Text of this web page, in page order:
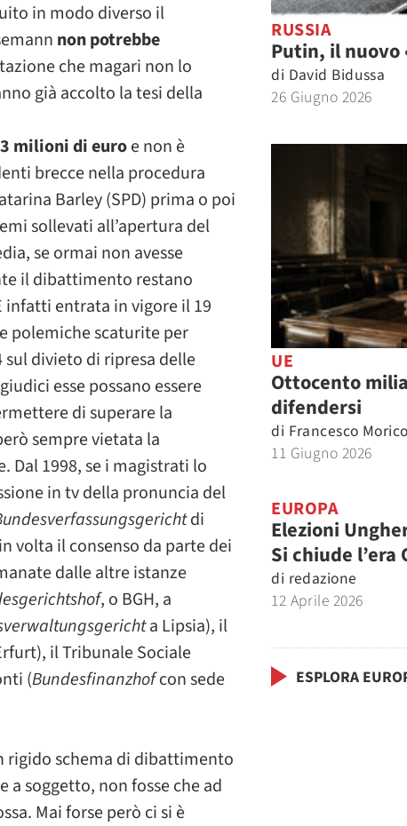
in modo diverso il
non potrebbe
che magari non lo
già accolto la tesi della
milioni di euroe non è
brecce nella procedura
Barley (SPD) prima o poi
sollevati all’apertura del
se ormai non avesse
il dibattimento restano
infatti entrata in vigore il 19
polemiche scaturite per
divieto di ripresa delle
esse possano essere
di superare la
sempre vietata la
Dal 1998, se i magistrati lo
in tv della pronuncia del
di
volta il consenso da parte dei
dalle altre istanze
, o BGH, a
a Lipsia), il
il Tribunale Sociale
(Bundesfinanzhofcon sede
rigido schema di dibattimento
soggetto, non fosse che ad
Mai forse però ci si è
RUSSIA
Putin, il nuovo
di David Bidussa
26 Giugno 2026
UE
Ottocento
difendersi
di Francesco
11 Giugno 2026
EUROPA
Elezioni
Si chiude l’era
di redazione
12 Aprile 2026
ESPLORA